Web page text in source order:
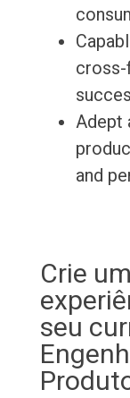
cross-
Adept
and
Crie
seu